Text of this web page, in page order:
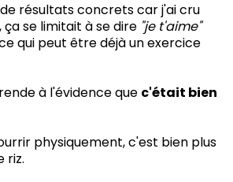
de résultats concrets car j'ai cru
ça se limitait à se dire "je t'aime"
qui peut être déjà un exercice
à l'évidence que c'était bien
physiquement, c'est bien plus
riz.